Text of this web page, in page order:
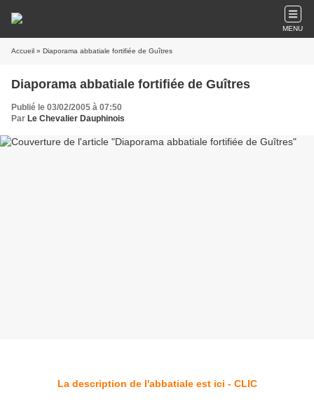
MENU
Accueil » Diaporama abbatiale fortifiée de Guîtres
Diaporama abbatiale fortifiée de Guîtres
Publié le 03/02/2005 à 07:50
Par Le Chevalier Dauphinois
La description de l'abbatiale est ici - CLIC